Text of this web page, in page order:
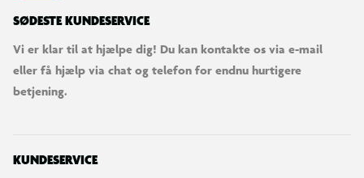
SØDESTE KUNDESERVICE
Vi er klar til at hjælpe dig! Du kan kontakte os via e-mail
eller få hjælp via chat og telefon for endnu hurtigere
betjening.
KUNDESERVICE